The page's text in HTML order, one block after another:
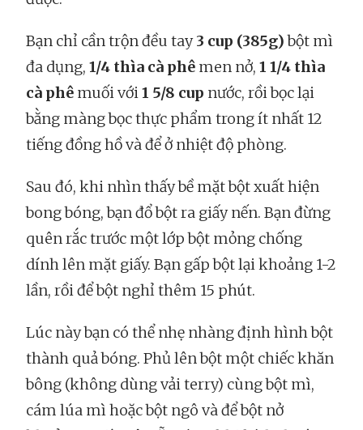
Bạn chỉ cần trộn đều tay3 cup (385g)bột mì
đa dụng, 1/4 thìa cà phê men nở, 1 1/4 thìa
cà phê muối với1 5/8 cup nước, rồi bọc lại
bằng màng bọc thực phẩm trong ít nhất 12
tiếng đồng hồ và để ở nhiệt độ phòng.
Sau đó, khi nhìn thấy bề mặt bột xuất hiện
bong bóng, bạn đổ bột ra giấy nến. Bạn đừng
quên rắc trước một lớp bột mỏng chống
dính lên mặt giấy. Bạn gấp bột lại khoảng 1-2
lần, rồi để bột nghỉ thêm 15 phút.
Lúc này bạn có thể nhẹ nhàng định hình bột
thành quả bóng. Phủ lên bột một chiếc khăn
bông (không dùng vải terry) cùng bột mì,
cám lúa mì hoặc bột ngô và để bột nở